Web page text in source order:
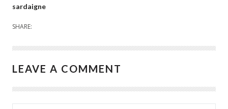
sardaigne
SHARE:
LEAVE A COMMENT